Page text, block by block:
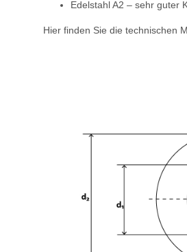
Edelstahl A2 – sehr guter
Hier finden Sie die technischen